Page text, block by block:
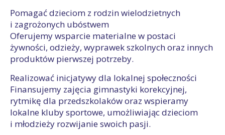
Pomagać dzieciom z rodzin wielodzietnych
i zagrożonych ubóstwem
Oferujemy wsparcie materialne w postaci
żywności, odzieży, wyprawek szkolnych oraz innych
produktów pierwszej potrzeby.
Realizować inicjatywy dla lokalnej społeczności
Finansujemy zajęcia gimnastyki korekcyjnej,
rytmikę dla przedszkolaków oraz wspieramy
lokalne kluby sportowe, umożliwiając dzieciom
i młodzieży rozwijanie swoich pasji.